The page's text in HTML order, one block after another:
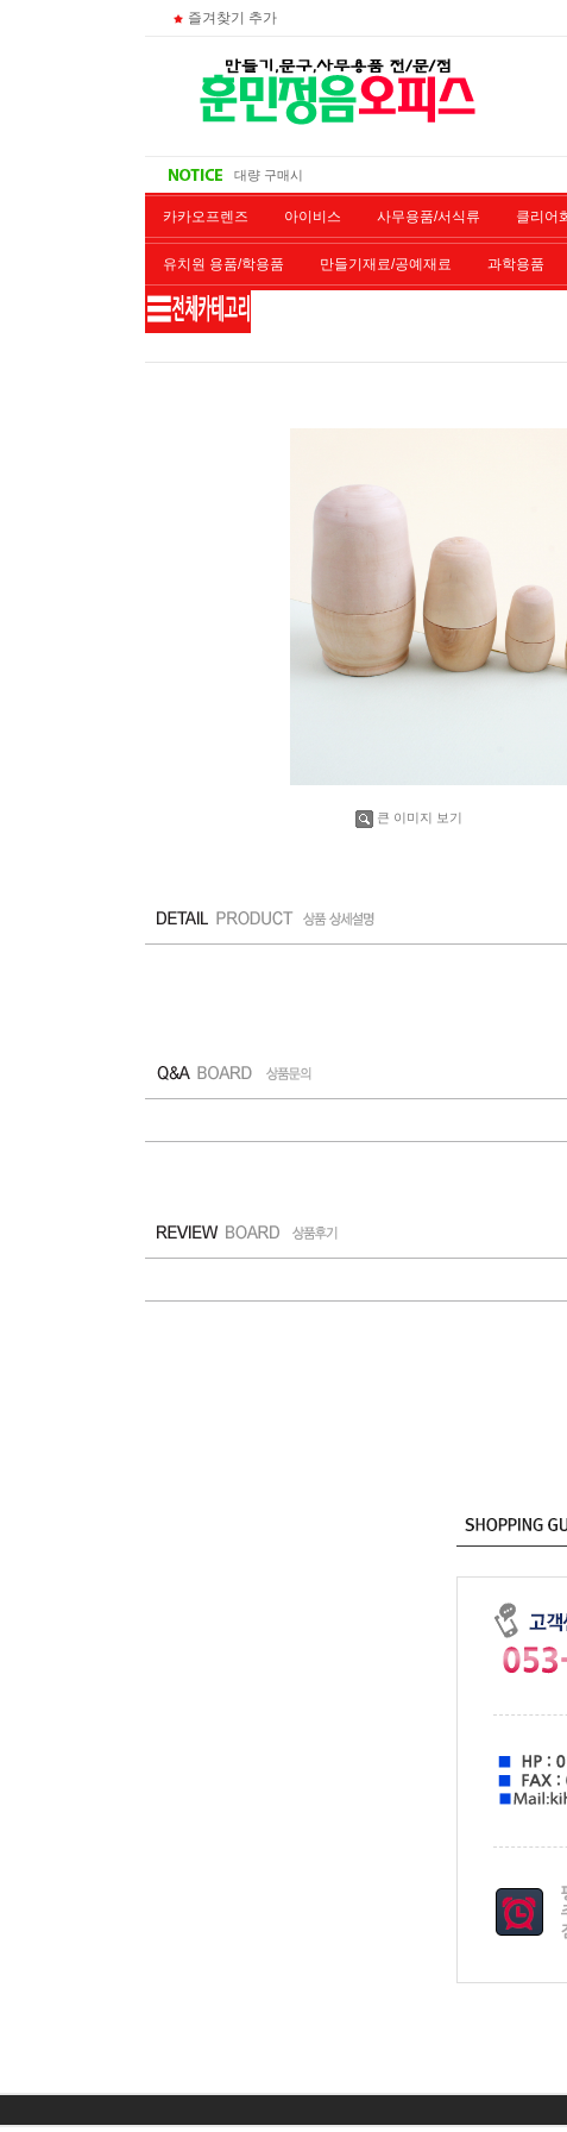
즐겨찾기 추가
비회원 영수증 출력방법
대량 구매시
카카오프렌즈 아이비스 사무용품/서식류 클리어
유치원 용품/학용품 만들기재료/공예재료 과학용품
재단/제본/코팅
큰 이미지 보기